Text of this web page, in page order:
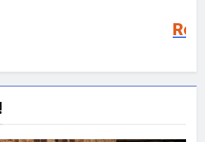
Rekrutacja SMS